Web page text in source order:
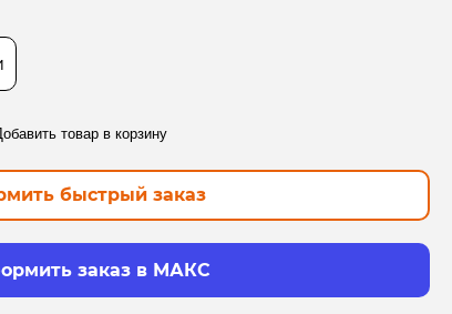
товар в корзину
быстрый заказ
заказ в МАКС